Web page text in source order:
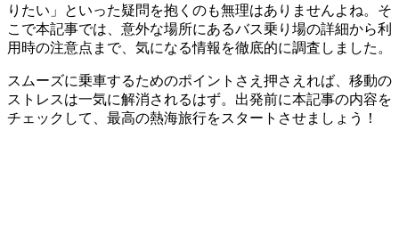
りたい」といった疑問を抱くのも無理はありませんよね。そ
こで本記事では、意外な場所にあるバス乗り場の詳細から利
用時の注意点まで、気になる情報を徹底的に調査しました。
スムーズに乗車するためのポイントさえ押さえれば、移動の
ストレスは一気に解消されるはず。出発前に本記事の内容を
チェックして、最高の熱海旅行をスタートさせましょう！